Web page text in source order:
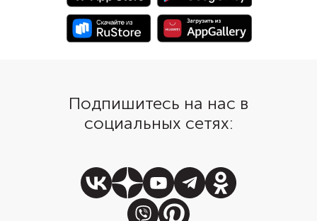
Подпишитесь на нас в
социальных сетях: